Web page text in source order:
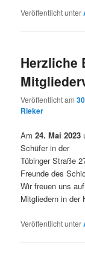
Veröffentlicht unter
Herzliche
Veröffentlicht am
Rieker
Am24. Mai 2023
Schüfer in der
Tübinger Straße
Freunde des
Wir freuen uns
Mitgliedern in der
Veröffentlicht unter